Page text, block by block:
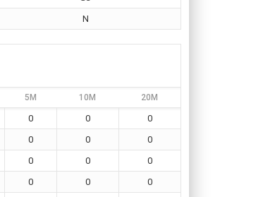
N
5M 10M 20M
0 0
0
0 0
0
0 0
0
0 0
0